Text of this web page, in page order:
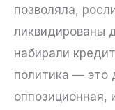
позволяла,
ликвидированы
набирали
политика — это
оппозиционная,